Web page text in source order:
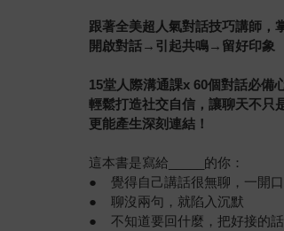
跟著全美超人氣對話技巧講師，
開啟對話→引起共鳴→留好印象
15堂人際溝通課x 60個對話必備
輕鬆打造社交自信，讓聊天不只
更能產生深刻連結！
這本書是寫給_____的你：
● 覺得自己講話很無聊，一開
● 聊沒兩句，就陷入沉默
● 不知道要回什麼，把好接的